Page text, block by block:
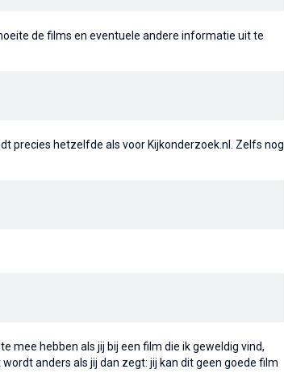
de films en eventuele andere informatie uit te
precies hetzelfde als voor Kijkonderzoek.nl. Zelfs nog
mee hebben als jij bij een film die ik geweldig vind,
anders als jij dan zegt: jij kan dit geen goede film